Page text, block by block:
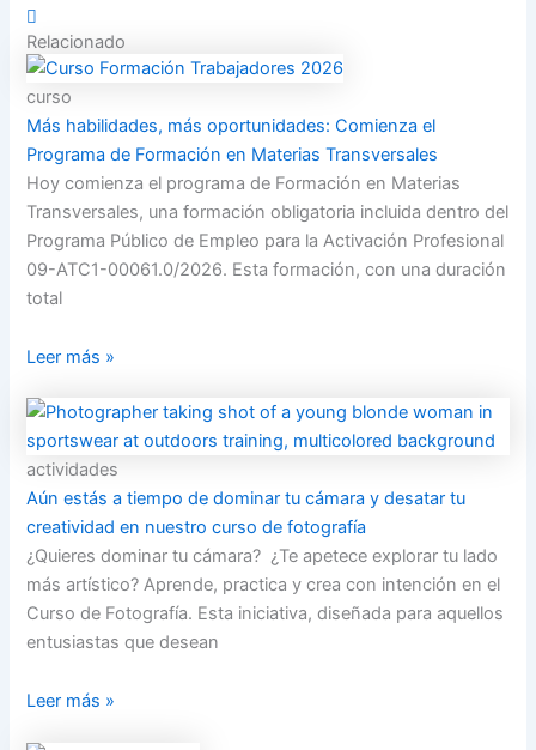
Relacionado
curso
Más habilidades, más oportunidades: Comienza el
Programa de Formación en Materias Transversales
Hoy comienza el programa de Formación en Materias
Transversales, una formación obligatoria incluida dentro del
Programa Público de Empleo para la Activación Profesional
09-ATC1-00061.0/2026. Esta formación, con una duración
total
Leer más »
actividades
Aún estás a tiempo de dominar tu cámara y desatar tu
creatividad en nuestro curso de fotografía
¿Quieres dominar tu cámara? ¿Te apetece explorar tu lado
más artístico? Aprende, practica y crea con intención en el
Curso de Fotografía. Esta iniciativa, diseñada para aquellos
entusiastas que desean
Leer más »